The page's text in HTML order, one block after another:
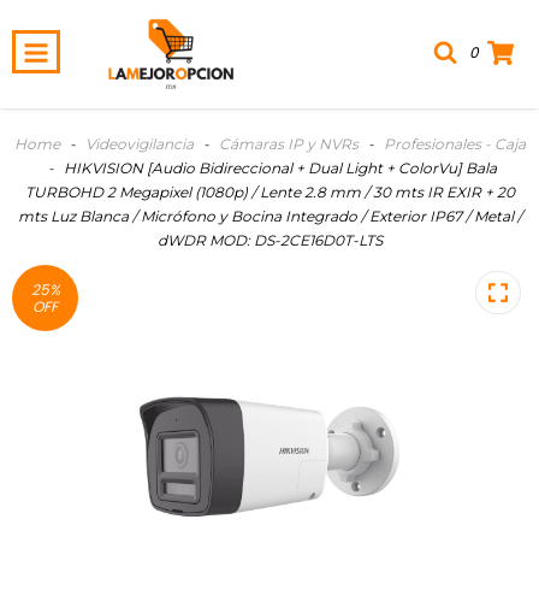
0
Home - Videovigilancia - Cámaras IP y NVRs -
Profesionales - Caja
- HIKVISION [Audio Bidireccional + Dual Light + ColorVu] Bala
TURBOHD 2 Megapixel (1080p) / Lente 2.8 mm / 30 mts IR EXIR + 20
mts Luz Blanca / Micrófono y Bocina Integrado / Exterior IP67 / Metal /
dWDR MOD: DS-2CE16D0T-LTS
25%
OFF